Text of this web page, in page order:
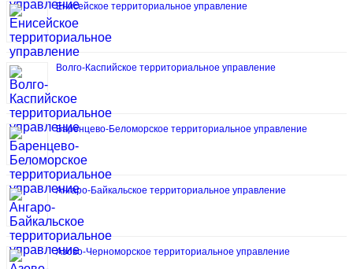
Енисейское территориальное управление
Волго-Каспийское территориальное управление
Баренцево-Беломорское территориальное управление
Ангаро-Байкальское территориальное управление
Азово-Черноморское территориальное управление